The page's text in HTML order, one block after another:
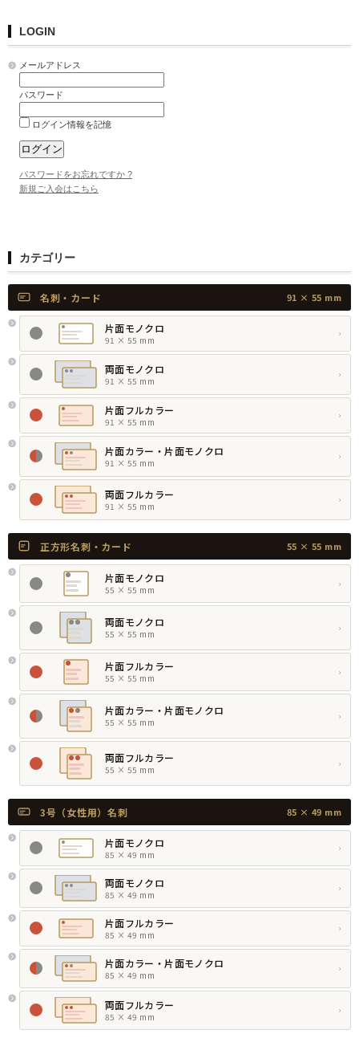
LOGIN
メールアドレス
パスワード
ログイン情報を記憶
パスワードをお忘れですか ?
新規ご入会はこちら
カテゴリー
名刺・カード 91 × 55 mm
片面モノクロ
91 × 55 mm
›
両面モノクロ
91 × 55 mm
›
片面フルカラー
91 × 55 mm
›
片面カラー・片面モノクロ
91 × 55 mm
›
両面フルカラー
91 × 55 mm
›
正方形名刺・カード 55 × 55 mm
片面モノクロ
55 × 55 mm
›
両面モノクロ
55 × 55 mm
›
片面フルカラー
55 × 55 mm
›
片面カラー・片面モノクロ
55 × 55 mm
›
両面フルカラー
55 × 55 mm
›
3号（女性用）名刺 85 × 49 mm
片面モノクロ
85 × 49 mm
›
両面モノクロ
85 × 49 mm
›
片面フルカラー
85 × 49 mm
›
片面カラー・片面モノクロ
85 × 49 mm
›
両面フルカラー
85 × 49 mm
›